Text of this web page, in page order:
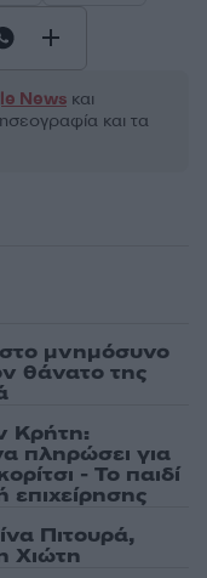
News και
και τα
μνημόσυνο
θάνατο της
Κρήτη:
πληρώσει για
- Το παιδί
Πιτουρά,
Χιώτη